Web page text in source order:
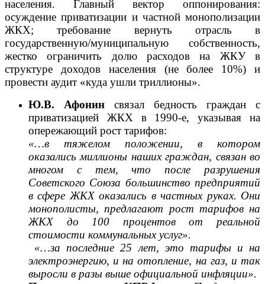
населения. Главный вектор оппонирования:
осуждение приватизации и частной монополизации
ЖКХ; требование вернуть отрасль в
государственную/муниципальную собственность,
жестко ограничить долю расходов на ЖКУ в
структуре доходов населения (не более 10%) и
провести аудит «куда ушли триллионы».
Ю.В. Афонин связал бедность граждан с
приватизацией ЖКХ в 1990-е, указывая на
опережающий рост тарифов:
«…в тяжелом положении, в котором
оказались миллионы наших граждан, связан во
многом с тем, что после разрушения
Советского Союза большинство предприятий
в сфере ЖКХ оказались в частных руках. Они
монополисты, предлагают рост тарифов на
ЖКХ до 100 процентов от реальной
стоимости коммунальных услуг».
«…за последние 25 лет, это тарифы и на
электроэнергию, и на отопление, на газ, и так
выросли в разы выше официальной инфляции».